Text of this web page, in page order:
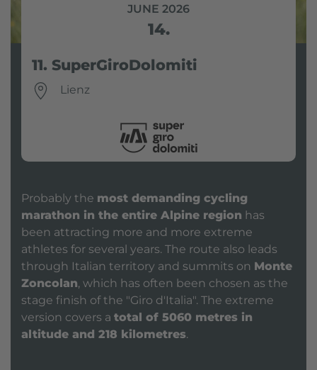
JUNE 2026
14.
11. SuperGiroDolomiti
Lienz
Probably the most demanding cycling
marathon in the entire Alpine region has
been attracting more and more extreme
athletes for several years. The route also leads
through Italian territory and summits on Monte
Zoncolan, which has often been chosen as the
stage finish of the "Giro d'Italia". The extreme
version covers a total of 5060 metres in
altitude and 218 kilometres.